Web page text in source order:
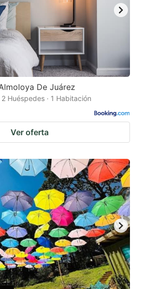
De Juárez
Huéspedes · 1 Habitación
Ver oferta